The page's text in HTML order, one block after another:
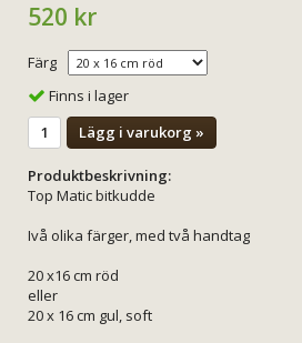
520 kr
Färg
Finns i lager
Lägg i varukorg »
Produktbeskrivning:
Top Matic bitkudde
Ivå olika färger, med två handtag
20 x16 cm röd
eller
20 x 16 cm gul, soft